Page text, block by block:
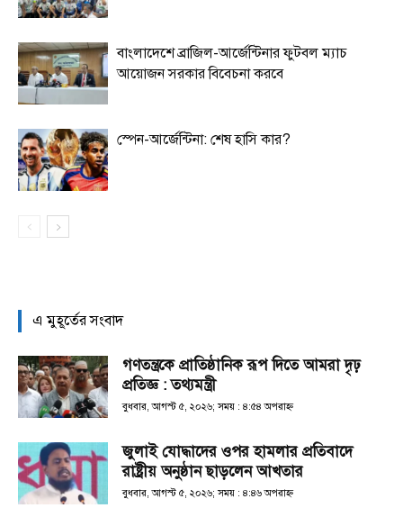
বাংলাদেশে ব্রাজিল-আর্জেন্টিনার ফুটবল ম্যাচ
আয়োজন সরকার বিবেচনা করবে
স্পেন-আর্জেন্টিনা: শেষ হাসি কার?
এ মুহূর্তের সংবাদ
গণতন্ত্রকে প্রাতিষ্ঠানিক রূপ দিতে আমরা দৃঢ়
প্রতিজ্ঞ : তথ্যমন্ত্রী
বুধবার, আগস্ট ৫, ২০২৬; সময় : ৪:৫৪ অপরাহ্ণ
জুলাই যোদ্ধাদের ওপর হামলার প্রতিবাদে
রাষ্ট্রীয় অনুষ্ঠান ছাড়লেন আখতার
বুধবার, আগস্ট ৫, ২০২৬; সময় : ৪:৪৬ অপরাহ্ণ